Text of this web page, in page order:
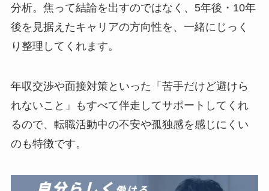
分析。焦って結論を出すのではなく、5年後・10年
後を見据えたキャリアの方向性を、一緒にじっく
り整理してくれます。
年収交渉や面接対策といった「苦手だけど避けら
れないこと」もすべて伴走してサポートしてくれ
るので、転職活動中の不安や孤独感を感じにくい
のも特徴です。